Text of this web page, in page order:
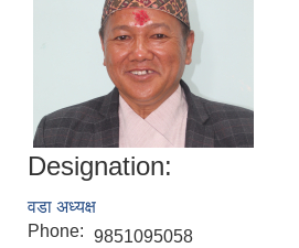
Designation:
वडा अध्यक्ष
Phone: 9851095058